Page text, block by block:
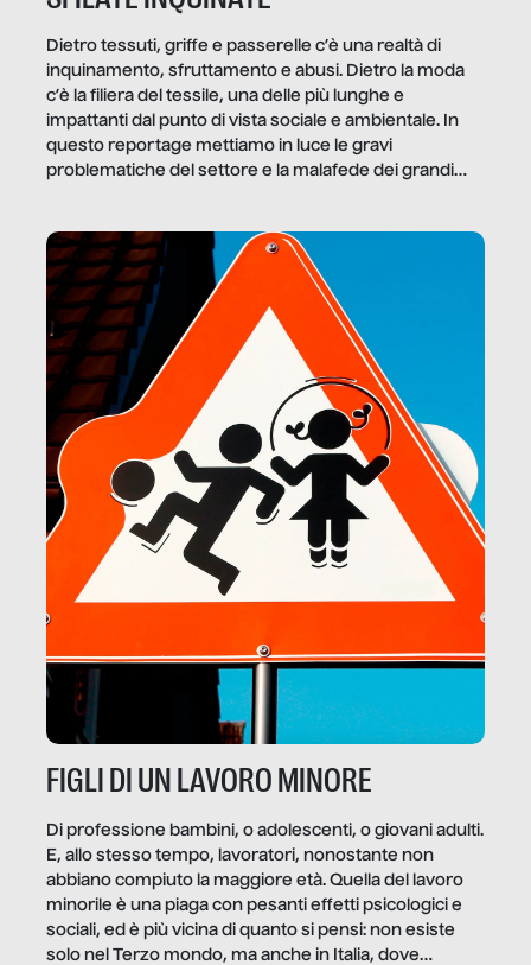
Dietro tessuti, griffe e passerelle c’è una realtà di
inquinamento, sfruttamento e abusi. Dietro la moda
c’è la filiera del tessile, una delle più lunghe e
impattanti dal punto di vista sociale e ambientale. In
questo reportage mettiamo in luce le gravi
problematiche del settore e la malafede dei grandi
FIGLI DI UN LAVORO MINORE
Di professione bambini, o adolescenti, o giovani adulti.
E, allo stesso tempo, lavoratori, nonostante non
abbiano compiuto la maggiore età. Quella del lavoro
minorile è una piaga con pesanti effetti psicologici e
sociali, ed è più vicina di quanto si pensi: non esiste
solo nel Terzo mondo, ma anche in Italia, dove